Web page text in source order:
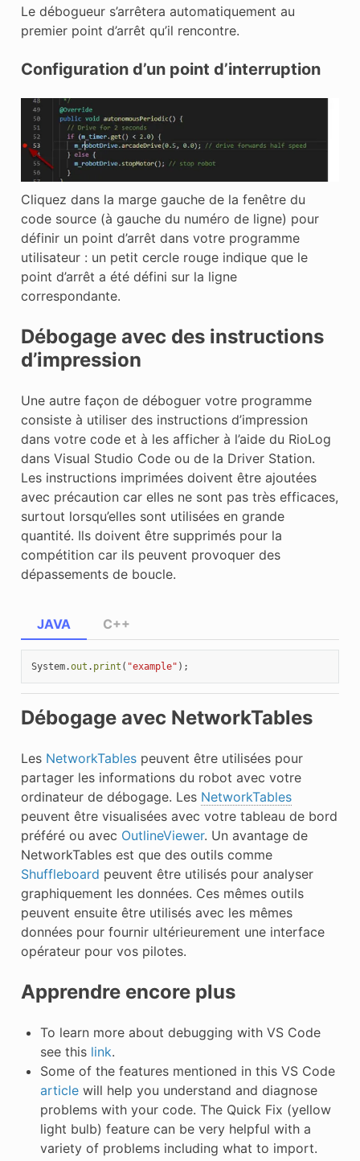
Le débogueur s’arrêtera automatiquement au
premier point d’arrêt qu’il rencontre.
Configuration d’un point d’interruption
Cliquez dans la marge gauche de la fenêtre du
code source (à gauche du numéro de ligne) pour
définir un point d’arrêt dans votre programme
utilisateur : un petit cercle rouge indique que le
point d’arrêt a été défini sur la ligne
correspondante.
Débogage avec des instructions
d’impression
Une autre façon de déboguer votre programme
consiste à utiliser des instructions d’impression
dans votre code et à les afficher à l’aide du RioLog
dans Visual Studio Code ou de la Driver Station.
Les instructions imprimées doivent être ajoutées
avec précaution car elles ne sont pas très efficaces,
surtout lorsqu’elles sont utilisées en grande
quantité. Ils doivent être supprimés pour la
compétition car ils peuvent provoquer des
dépassements de boucle.
JAVA
System.out . print ( "example" );
C++
Débogage avec NetworkTables
Les NetworkTablespeuvent être utilisées pour
partager les informations du robot avec votre
ordinateur de débogage. Les NetworkTables
peuvent être visualisées avec votre tableau de bord
préféré ou avec OutlineViewer. Un avantage de
NetworkTables est que des outils comme
Shuffleboard peuvent être utilisés pour analyser
graphiquement les données. Ces mêmes outils
peuvent ensuite être utilisés avec les mêmes
données pour fournir ultérieurement une interface
opérateur pour vos pilotes.
Apprendre encore plus
To learn more about debugging with VS Code
see this link.
Some of the features mentioned in this VS Code
articlewill help you understand and diagnose
problems with your code. The Quick Fix (yellow
light bulb) feature can be very helpful with a
variety of problems including what to import.